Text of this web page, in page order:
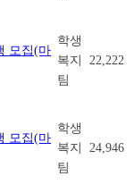
모집(마
학생
복지
팀
22,222
모집(마
학생
복지
팀
24,946